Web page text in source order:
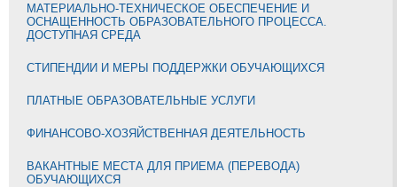
МАТЕРИАЛЬНО-ТЕХНИЧЕСКОЕ ОБЕСПЕЧЕНИЕ И
ОСНАЩЕННОСТЬ ОБРАЗОВАТЕЛЬНОГО ПРОЦЕССА.
ДОСТУПНАЯ СРЕДА
СТИПЕНДИИ И МЕРЫ ПОДДЕРЖКИ ОБУЧАЮЩИХСЯ
ПЛАТНЫЕ ОБРАЗОВАТЕЛЬНЫЕ УСЛУГИ
ФИНАНСОВО-ХОЗЯЙСТВЕННАЯ ДЕЯТЕЛЬНОСТЬ
ВАКАНТНЫЕ МЕСТА ДЛЯ ПРИЕМА (ПЕРЕВОДА)
ОБУЧАЮЩИХСЯ